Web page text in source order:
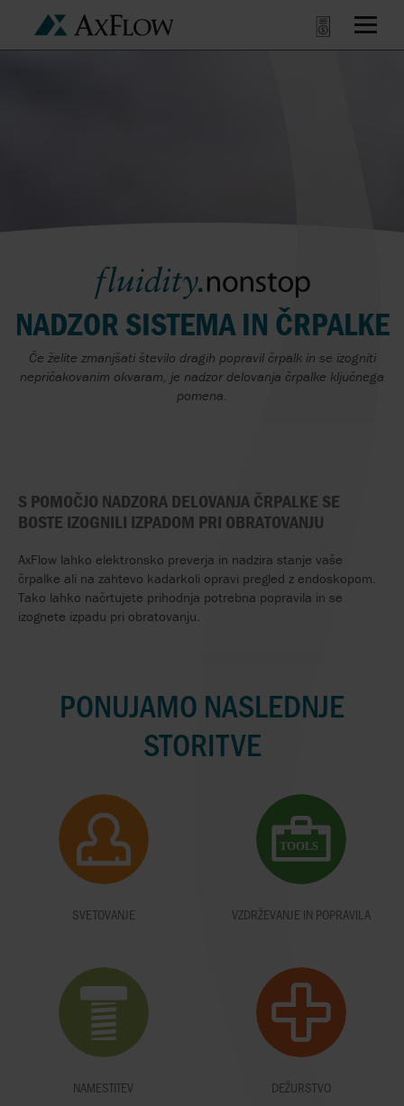
NADZOR SISTEMA IN ČRPALKE
Če želite zmanjšati število dragih popravil črpalk in se izogniti
nepričakovanim okvaram, je nadzor delovanja črpalke ključnega
pomena.
S POMOČJO NADZORA DELOVANJA ČRPALKE SE
BOSTE IZOGNILI IZPADOM PRI OBRATOVANJU
AxFlow lahko elektronsko preverja in nadzira stanje vaše
črpalke ali na zahtevo kadarkoli opravi pregled z endoskopom.
Tako lahko načrtujete prihodnja potrebna popravila in se
izognete izpadu pri obratovanju.
PONUJAMO NASLEDNJE
STORITVE
SVETOVANJE VZDRŽEVANJE IN POPRAVILA
NAMESTITEV DEŽURSTVO